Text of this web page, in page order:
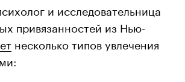
и исследовательница
привязанностей из Нью-
несколько типов увлечения